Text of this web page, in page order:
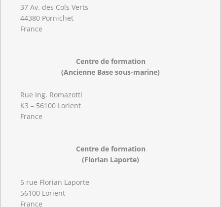
37 Av. des Cols Verts
44380 Pornichet
France
Centre de formation
(Ancienne Base sous-marine)
Rue Ing. Romazotti
K3 – 56100 Lorient
France
Centre de formation
(Florian Laporte)
5 rue Florian Laporte
56100 Lorient
France